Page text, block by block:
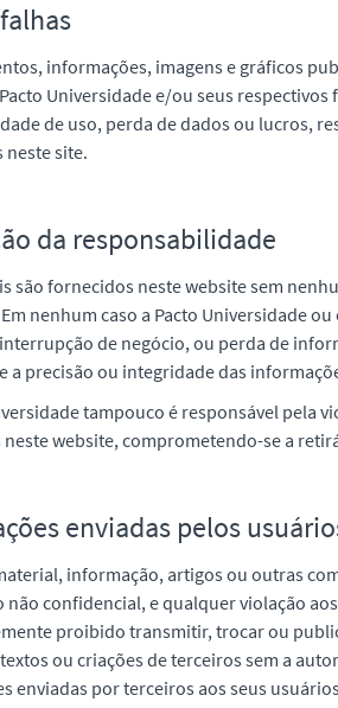
informações, imagens e gráficos
Universidade e/ou seus
de uso, perda de dados ou lucros,
site.
da responsabilidade
são fornecidos neste website sem
nenhum caso a Pacto Universidade
de negócio, ou perda de
a precisão ou integridade das
tampouco é responsável pela
website, comprometendo-se a
enviadas pelos
informação, artigos ou outras
não confidencial, e qualquer violação
proibido transmitir, trocar ou
ou criações de terceiros sem a
enviadas por terceiros aos seus